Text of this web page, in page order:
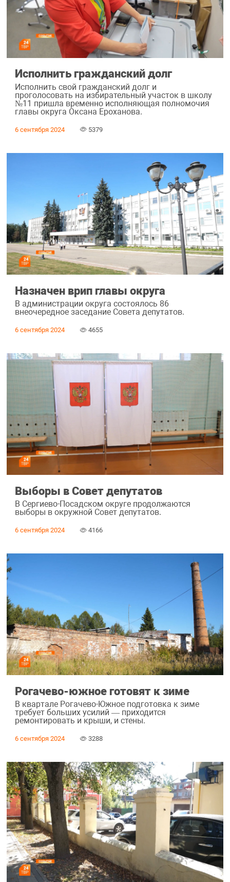
Исполнить гражданский долг
Исполнить свой гражданский долг и
проголосовать на избирательный участок в школу
№11 пришла временно исполняющая полномочия
главы округа Оксана Ероханова.
6 сентября 2024 5379
Назначен врип главы округа
В администрации округа состоялось 86
внеочередное заседание Совета депутатов.
6 сентября 2024 4655
Выборы в Совет депутатов
В Сергиево-Посадском округе продолжаются
выборы в окружной Совет депутатов.
6 сентября 2024 4166
Рогачево-южное готовят к зиме
В квартале Рогачево-Южное подготовка к зиме
требует больших усилий — приходится
ремонтировать и крыши, и стены.
6 сентября 2024 3288